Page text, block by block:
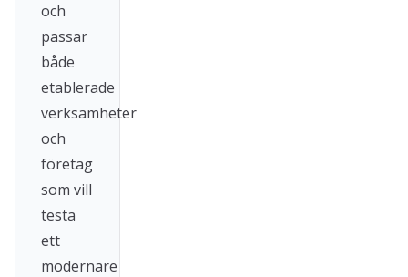
och
passar
både
etablerade
verksamheter
och
företag
som vill
testa
ett
modernare